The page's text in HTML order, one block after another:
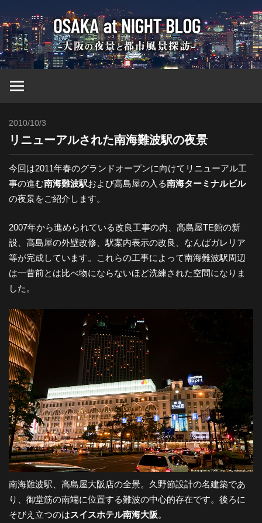
ン
テ
ン
ツ
大
阪
ブ
グ
-
大
の
夜
景
と
2010/10/3
リニューアルされた南海難波駅の夜景
今回は2011年春のグランドオープンに向けてリニューアル工
事の進む南海難波駅および高島屋の入る南海ターミナルビル
の夜景をご紹介します。
2007年から進められている改良工事の内、高島屋TE館の新
設、高島屋の外壁改修、駅案内表示の改良、なんばガレリア
等が完成しています。これらの工事によって南海難波駅周辺
は一昔前とは比べ物にならないほど洗練された空間になりま
した。
南海難波駅、高島屋大阪店の全景。久野節設計の名建築であ
り、御堂筋の南端に位置する難波の中心的存在です。後ろに
そびえ立つのはスイスホテル南海大阪。